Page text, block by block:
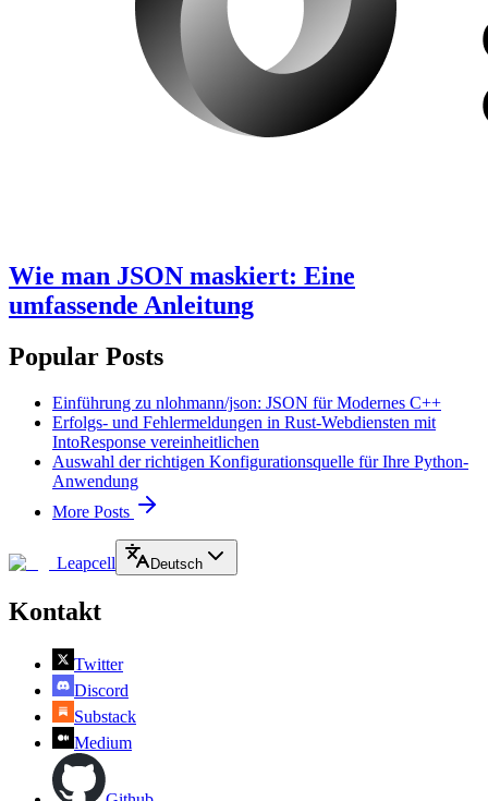
Wie man JSON maskiert: Eine
umfassende Anleitung
Popular Posts
Einführung zu nlohmann/json: JSON für Modernes C++
Erfolgs- und Fehlermeldungen in Rust-Webdiensten mit
IntoResponse vereinheitlichen
Auswahl der richtigen Konfigurationsquelle für Ihre Python-
Anwendung
More Posts
Leapcell Deutsch
Kontakt
Twitter
Discord
Substack
Medium